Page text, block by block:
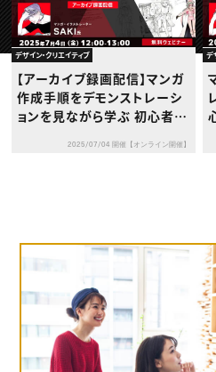
スキルアップしたい！ トップ
デザイン
プログラミング
動画配信・映像制作
編集・ライティング
マーケティング
ディレクション
業界解説・キャリア事情
お役立ち基礎知識
TOP Creator’s コラム
TOP Creator’s コラム トップ
Webクリエイター
アプリクリエイター
ゲームクリエイター
映像クリエイター
マーケッター
クリエイターインタビュー
セミナー
ニュース・トレンド
ニュース・トレンド トップ
プロフェッショナル×
デザイン・クリエイティブ
【アーカイブ録画配信】マンガ
作成手順をデモンストレーシ
ョンを見ながら学ぶ 初心者向
2025/07/04 開催【オンライン開催】
デ